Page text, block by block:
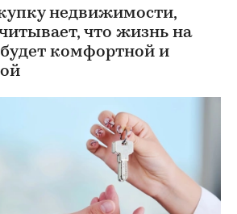
недвижимости,
что жизнь на
комфортной и